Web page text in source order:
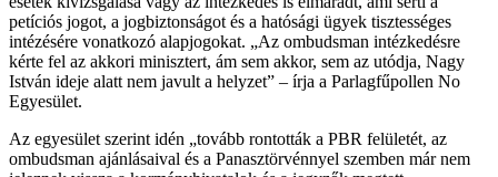
petíciós jogot, a jogbiztonságot és a hatósági ügyek tisztességes
intézésére vonatkozó alapjogokat. „Az ombudsman intézkedésre
kérte fel az akkori minisztert, ám sem akkor, sem az utódja, Nagy
István ideje alatt nem javult a helyzet” – írja a Parlagfűpollen No
Egyesület.
Az egyesület szerint idén „tovább rontották a PBR felületét, az
ombudsman ajánlásaival és a Panasztörvénnyel szemben már nem